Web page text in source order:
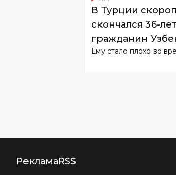
Ему стало плохо во
РекламаRSS